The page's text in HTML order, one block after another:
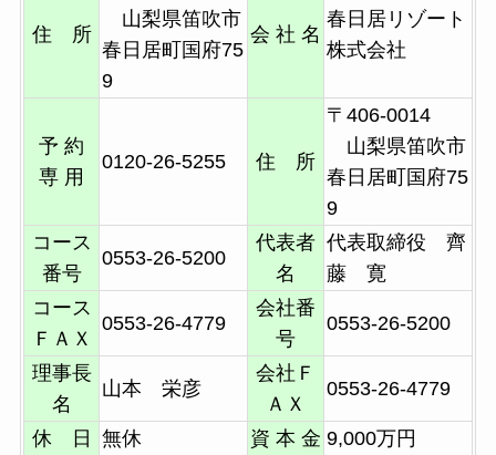
住 所
山梨県笛吹市
春日居町国府75
9
会 社 名
春日居リゾート
株式会社
予 約
専 用
0120-26-5255 住 所
〒406-0014
山梨県笛吹市
春日居町国府75
9
コース
番号
0553-26-5200
代表者
名
代表取締役 齊
藤 寛
コース
ＦＡＸ
0553-26-4779
会社番
号
0553-26-5200
理事長
名
山本 栄彦
会社Ｆ
ＡＸ
0553-26-4779
休 日 無休 資 本 金 9,000万円